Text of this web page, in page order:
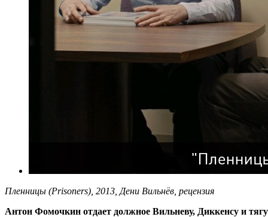
Пленницы (Prisoners), 2013, Дени Вильнёв, рецензия
Антон Фомочкин отдает должное Вильневу, Диккенсу и